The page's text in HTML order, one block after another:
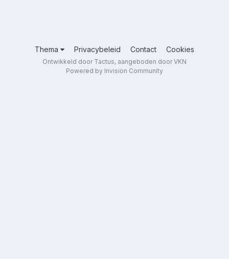
Thema Privacybeleid Contact Cookies
Ontwikkeld door Tactus, aangeboden door VKN
Powered by Invision Community